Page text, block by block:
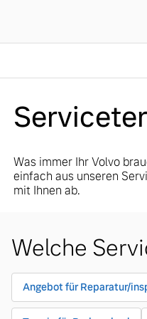
Was immer Ihr Volvo
einfach aus unseren
mit Ihnen ab.
Welche
Angebot für Reparatur/